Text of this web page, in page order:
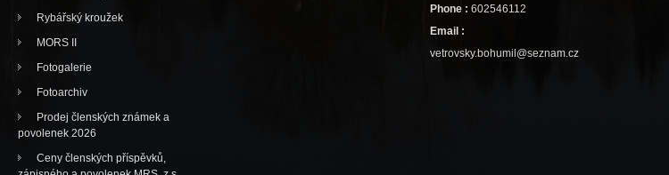
Rybářský kroužek
MORS II
Fotogalerie
Fotoarchiv
Prodej členských známek a
povolenek 2026
Ceny členských příspěvků,
Phone : 602546112
Email :
vetrovsky.bohumil@seznam.cz